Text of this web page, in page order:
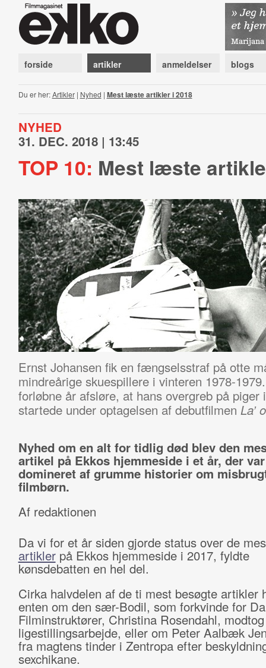
forside artikler anmeldelser blogs
Du er her:Artikler| Nyhed | Mest læste artikler i 2018
NYHED
31. DEC. 2018 | 13:45
TOP 10: Mest læste
Ernst Johansen fik en fængselsstraf på otte
mindreårige skuespillere i vinteren 1978-
forløbne år afsløre, at hans overgreb på piger
startede under optagelsen af debutfilmen La’
Nyhed om en alt for tidlig død blev den
artikel på Ekkos hjemmeside i et år, der var
domineret af grumme historier om
filmbørn.
Af redaktionen
Da vi for et år siden gjorde status over de
artiklerpå Ekkos hjemmeside i 2017, fyldte
kønsdebatten en hel del.
Cirka halvdelen af de ti mest besøgte artikler
enten om den sær-Bodil, som forkvinde for
Filminstruktører, Christina Rosendahl,
ligestillingsarbejde, eller om Peter Aalbæk
fra magtens tinder i Zentropa efter
sexchikane.